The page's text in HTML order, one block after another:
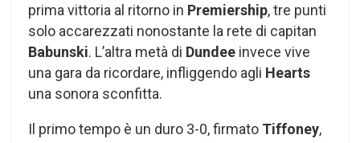
prima vittoria al ritorno in Premiership, tre punti
solo accarezzati nonostante la rete di capitan
Babunski. L’altra metà di Dundee invece vive
una gara da ricordare, infliggendo agli Hearts
una sonora sconfitta.
Il primo tempo è un duro 3-0, firmato Tiffoney,